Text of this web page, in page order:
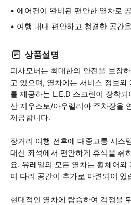
에어컨이 완비된 편안한 열차로
여행 내내 편안하고 청결한 공간
상품설명
피사모버는 최대한의 안전을 보장
고 있으며, 열차에는 서비스 정보와
를 제공하는 L.E.D 스크린이 장착
산 지우스토/아우렐리아 주차장을
제공합니다.
장거리 여행 전후에 대중교통 시스
대신 좌석에서 편안하게 휴식을 취
요. 유레일의 모든 열차는 휠체어와
며 다리 공간이 추가로 마련되어 있
현대적인 열차에 탑승하여 걱정을